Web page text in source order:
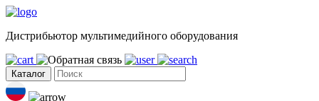
Дистрибьютор мультимедийного оборудования
Каталог